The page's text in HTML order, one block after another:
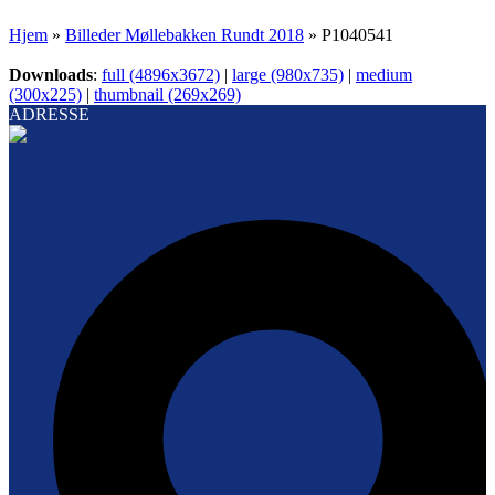
Hjem » Billeder Møllebakken Rundt 2018 » P1040541
Downloads: full (4896x3672) | large (980x735) | medium
(300x225) | thumbnail (269x269)
ADRESSE